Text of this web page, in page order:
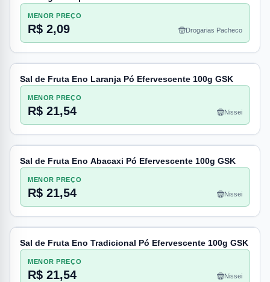
MENOR PREÇO
R$ 2,09 Drogarias Pacheco
Sal de Fruta Eno Laranja Pó Efervescente 100g GSK
MENOR PREÇO
R$ 21,54 Nissei
Sal de Fruta Eno Abacaxi Pó Efervescente 100g GSK
MENOR PREÇO
R$ 21,54 Nissei
Sal de Fruta Eno Tradicional Pó Efervescente 100g GSK
MENOR PREÇO
R$ 21,54 Nissei